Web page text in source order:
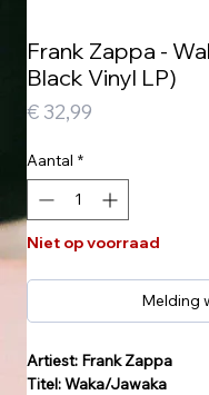
Frank Zappa -
Black Vinyl LP)
€ 32,99
Aantal *
Niet op voorraad
Melding
Artiest: Frank Zappa
Titel: Waka/Jawaka